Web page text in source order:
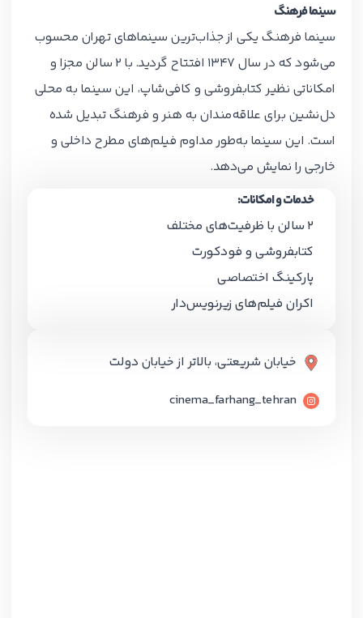
سینما فرهنگ
سینما فرهنگ یکی از جذاب‌ترین سینماهای تهران محسوب
می‌شود که در سال 1347 افتتاح گردید. با 2 سالن مجزا و
امکاناتی نظیر کتابفروشی و کافی‌شاپ، این سینما به محلی
دل‌نشین برای علاقه‌مندان به هنر و فرهنگ تبدیل شده
است. این سینما به‌طور مداوم فیلم‌های مطرح داخلی و
خارجی را نمایش می‌دهد.
خدمات و امکانات:
2 سالن با ظرفیت‌های مختلف
کتابفروشی و فودکورت
پارکینگ اختصاصی
اکران فیلم‌های زیرنویس‌دار
خیابان شریعتی، بالاتر از خیابان دولت
cinema_farhang_tehran